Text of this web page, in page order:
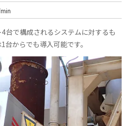
台で構成されるシステムに対するも
台からでも導入可能です。